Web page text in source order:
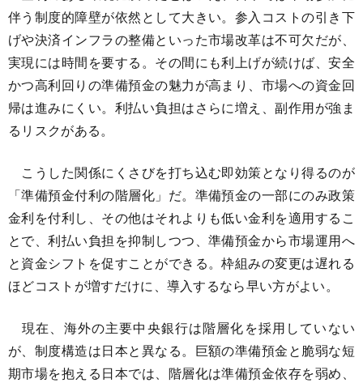
伴う制度的障壁が依然として大きい。参入コストの引き下
げや決済インフラの整備といった市場改革は不可欠だが、
実現には時間を要する。その間にも利上げが続けば、安全
かつ高利回りの準備預金の魅力が高まり、市場への資金回
帰は進みにくい。利払い負担はさらに増え、副作用が強ま
るリスクがある。
こうした関係にくさびを打ち込む即効策となり得るのが
「準備預金付利の階層化」だ。準備預金の一部にのみ政策
金利を付利し、その他はそれよりも低い金利を適用するこ
とで、利払い負担を抑制しつつ、準備預金から市場運用へ
と資金シフトを促すことができる。枠組みの変更は遅れる
ほどコストが増すだけに、導入するなら早い方がよい。
現在、海外の主要中央銀行は階層化を採用していない
が、制度構造は日本と異なる。巨額の準備預金と脆弱な短
期市場を抱える日本では、階層化は準備預金依存を弱め、